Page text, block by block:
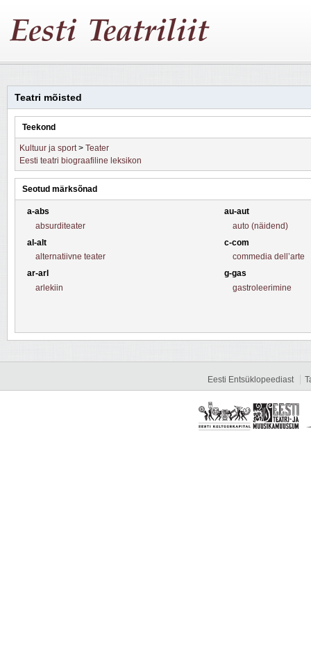
Teatri mõisted
Teekond
Kultuur ja sport> Teater
Eesti teatri biograafiline leksikon
Seotud märksõnad
a-abs
absurditeater
al-alt
alternatiivne teater
ar-arl
arlekiin
au-aut
auto (näidend)
c-com
commedia dell’arte
g-gas
gastroleerimine
Eesti Entsüklopeediast